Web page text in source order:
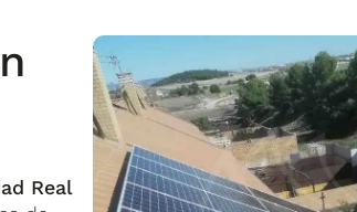
Real